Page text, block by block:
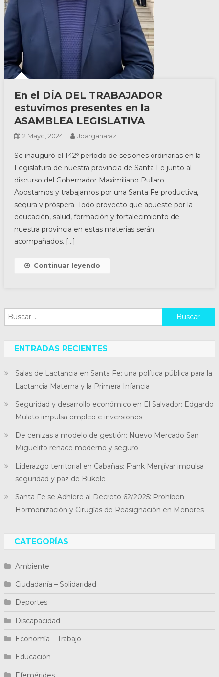
En el DÍA DEL TRABAJADOR
estuvimos presentes en la
ASAMBLEA LEGISLATIVA
2 Mayo, 2024 Jdarganaraz
Se inauguró el 142º período de sesiones ordinarias en la
Legislatura de nuestra provincia de Santa Fe junto al
discurso del Gobernador Maximiliano Pullaro .
Apostamos y trabajamos por una Santa Fe productiva,
segura y próspera. Todo proyecto que apueste por la
educación, salud, formación y fortalecimiento de
nuestra provincia en estas materias serán
acompañados. […]
Continuar leyendo
Buscar:
ENTRADAS RECIENTES
Salas de Lactancia en Santa Fe: una política pública para la
Lactancia Materna y la Primera Infancia
Seguridad y desarrollo económico en El Salvador: Edgardo
Mulato impulsa empleo e inversiones
De cenizas a modelo de gestión: Nuevo Mercado San
Miguelito renace moderno y seguro
Liderazgo territorial en Cabañas: Frank Menjívar impulsa
seguridad y paz de Bukele
Santa Fe se Adhiere al Decreto 62/2025: Prohiben
Hormonización y Cirugías de Reasignación en Menores
CATEGORÍAS
Ambiente
Ciudadanía – Solidaridad
Deportes
Discapacidad
Economía – Trabajo
Educación